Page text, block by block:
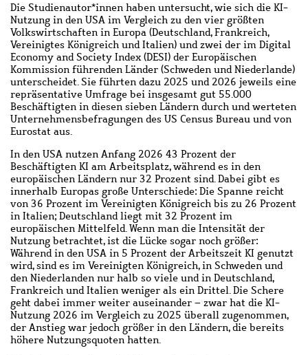
Die Studienautor*innen haben untersucht, wie sich die KI-
Nutzung in den USA im Vergleich zu den vier größten
Volkswirtschaften in Europa (Deutschland, Frankreich,
Vereinigtes Königreich und Italien) und zwei der im Digital
Economy and Society Index (DESI) der Europäischen
Kommission führenden Länder (Schweden und Niederlande)
unterscheidet. Sie führten dazu 2025 und 2026 jeweils eine
repräsentative Umfrage bei insgesamt gut 55.000
Beschäftigten in diesen sieben Ländern durch und werteten
Unternehmensbefragungen des US Census Bureau und von
Eurostat aus.
In den USA nutzen Anfang 2026 43 Prozent der
Beschäftigten KI am Arbeitsplatz, während es in den
europäischen Ländern nur 32 Prozent sind. Dabei gibt es
innerhalb Europas große Unterschiede: Die Spanne reicht
von 36 Prozent im Vereinigten Königreich bis zu 26 Prozent
in Italien; Deutschland liegt mit 32 Prozent im
europäischen Mittelfeld. Wenn man die Intensität der
Nutzung betrachtet, ist die Lücke sogar noch größer:
Während in den USA in 5 Prozent der Arbeitszeit KI genutzt
wird, sind es im Vereinigten Königreich, in Schweden und
den Niederlanden nur halb so viele und in Deutschland,
Frankreich und Italien weniger als ein Drittel. Die Schere
geht dabei immer weiter auseinander – zwar hat die KI-
Nutzung 2026 im Vergleich zu 2025 überall zugenommen,
der Anstieg war jedoch größer in den Ländern, die bereits
höhere Nutzungsquoten hatten.